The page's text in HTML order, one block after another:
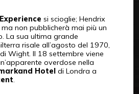
Experience si scioglie; Hendrix
non pubblicherà mai più un
La sua ultima grande
risale all’agosto del 1970,
Wight. Il 18 settembre viene
overdose nella
Hoteldi Londra a
.